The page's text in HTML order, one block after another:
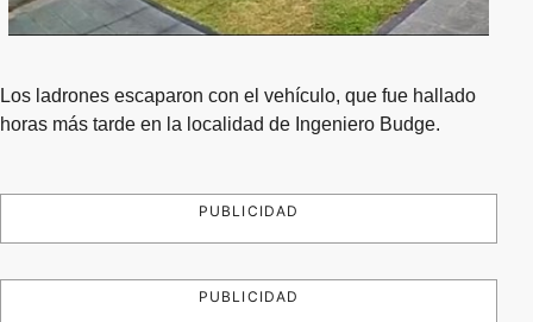
Los ladrones escaparon con el vehículo, que fue hallado
horas más tarde en la localidad de Ingeniero Budge.
PUBLICIDAD
PUBLICIDAD